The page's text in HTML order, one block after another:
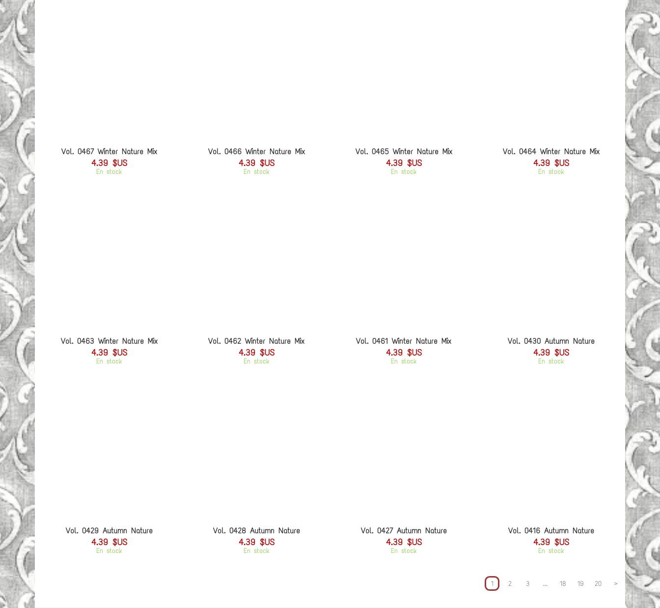
Vol. 0467 Winter Nature Mix
4.39 $US
En stock
Vol. 0466 Winter Nature Mix
4.39 $US
En stock
Vol. 0465 Winter Nature Mix
4.39 $US
En stock
Vol. 0464 Winter Nature Mix
4.39 $US
En stock
Vol. 0463 Winter Nature Mix
4.39 $US
En stock
Vol. 0462 Winter Nature Mix
4.39 $US
En stock
Vol. 0461 Winter Nature Mix
4.39 $US
En stock
Vol. 0430 Autumn Nature
4.39 $US
En stock
Vol. 0429 Autumn Nature
4.39 $US
En stock
Vol. 0428 Autumn Nature
4.39 $US
En stock
Vol. 0427 Autumn Nature
4.39 $US
En stock
Vol. 0416 Autumn Nature
4.39 $US
En stock
1 2 3 ... 18 19 20 >